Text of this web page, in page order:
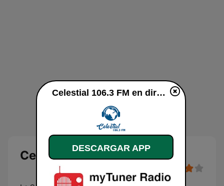
Celestial 106.3 FM en vivo
Celestial 106.3 FM en directo
DESCARGAR APP